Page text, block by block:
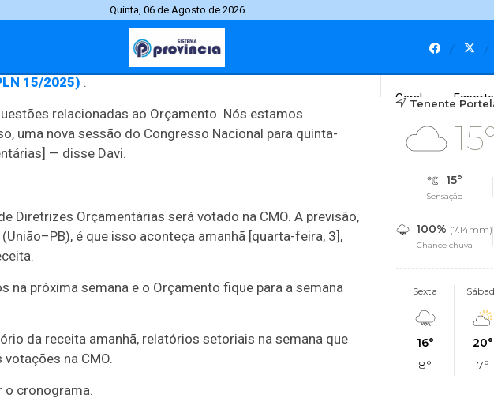
Quinta, 06 de Agosto de 2026
Geral
com
o presidente da Câmara, Hugo Motta,
partidários na tentativa de ajustar o andamento da
15/2025) .
relacionadas ao Orçamento. Nós estamos
uma nova sessão do Congresso Nacional para quinta-
— disse Davi.
Diretrizes Orçamentárias será votado na CMO. A previsão,
é que isso aconteça amanhã [quarta-feira, 3],
próxima semana e o Orçamento fique para a semana
da receita amanhã, relatórios setoriais na semana que
na CMO.
o cronograma.
Tenente
15°
Sensação
100% (7.14mm)
Chance chuva
Sexta
16°
8°
20°
7°